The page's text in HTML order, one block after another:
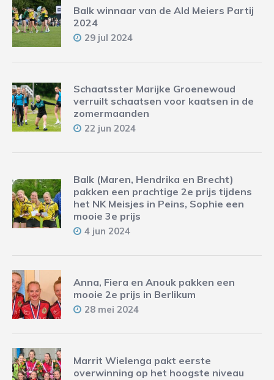
Balk winnaar van de Ald Meiers Partij
2024
29 jul 2024
Schaatsster Marijke Groenewoud
verruilt schaatsen voor kaatsen in de
zomermaanden
22 jun 2024
Balk (Maren, Hendrika en Brecht)
pakken een prachtige 2e prijs tijdens
het NK Meisjes in Peins, Sophie een
mooie 3e prijs
4 jun 2024
Anna, Fiera en Anouk pakken een
mooie 2e prijs in Berlikum
28 mei 2024
Marrit Wielenga pakt eerste
overwinning op het hoogste niveau